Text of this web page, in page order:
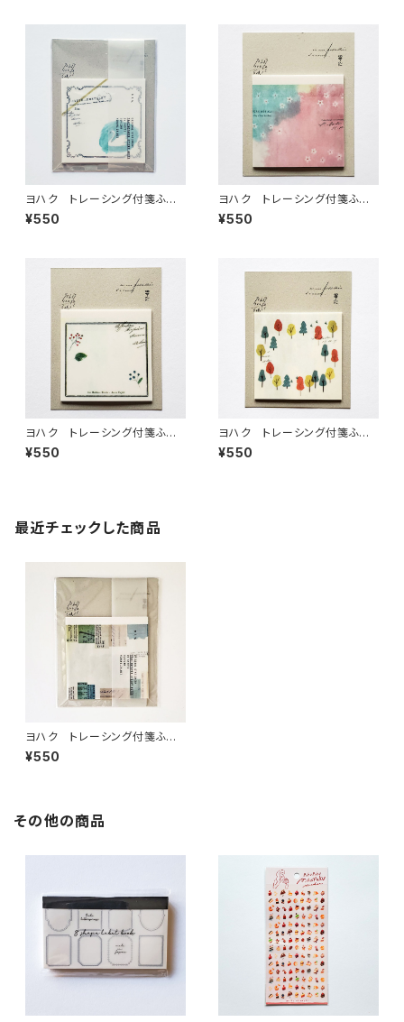
ヨハク トレーシング付箋ふせ
ん スワン白鳥 M-192
¥550
ヨハク トレーシング付箋ふせ
ん ハナグモリ M-169
¥550
ヨハク トレーシング付箋ふせ
ん イロドリ M-170
¥550
ヨハク トレーシング付箋ふせ
ん ハイキング M-171
¥550
最近チェックした商品
ヨハク トレーシング付箋ふせ
ん モノローグ M-141
¥550
その他の商品